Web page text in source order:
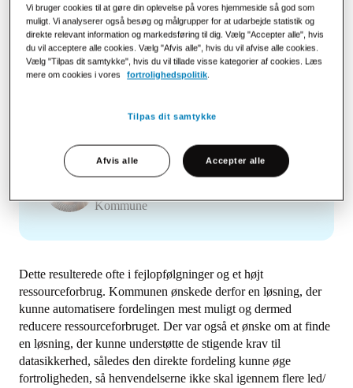
Før havde vi en medarbejder dedikeret til at
læse og fordele Digital Post og e-mails hele
den rette modtagerpostkasse og håndtere
returneret post, når den var landet forkert.
Line Prytz Bregnholt
Kommune
Dette resulterede ofte i fejlopfølgninger og et højt
ressourceforbrug. Kommunen ønskede derfor en løsning, der
kunne automatisere fordelingen mest muligt og dermed
reducere ressourceforbruget. Der var også et ønske om at finde
en løsning, der kunne understøtte de stigende krav til
datasikkerhed, således den direkte fordeling kunne øge
fortroligheden, så henvendelserne ikke skal igennem flere led/
Vi bruger cookies til at gøre din oplevelse på vores hjemmeside så god som
muligt. Vi analyserer også besøg og målgrupper for at udarbejde statistik og
direkte relevant information og markedsføring til dig. Vælg "Accepter alle", hvis
du vil acceptere alle cookies. Vælg "Afvis alle", hvis du vil afvise alle cookies.
Vælg "Tilpas dit samtykke", hvis du vil tillade visse kategorier af cookies. Læs
mere om cookies i vores
fortrolighedspolitik.
Tilpas dit samtykke
Afvis alle Accepter alle